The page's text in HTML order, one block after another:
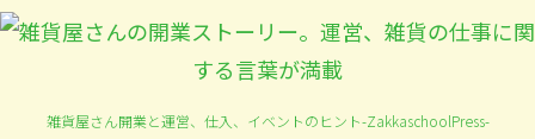
雑貨屋さん開業と運営、仕入、イベントのヒント-ZakkaschoolPress-